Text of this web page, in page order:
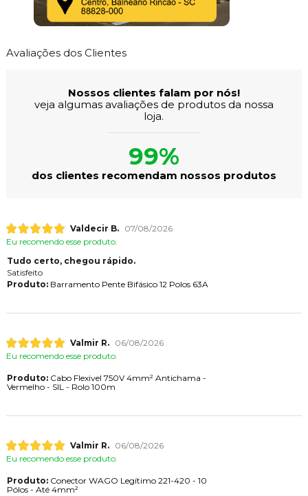
Avaliações dos Clientes
Nossos clientes falam por nós!
veja algumas avaliações de produtos da nossa
loja.
99%
dos clientes recomendam nossos produtos
Valdecir B.
07/08/2026
Eu recomendo esse produto.
Tudo certo, chegou rápido.
Satisfeito
Produto:Barramento Pente Bifásico 12 Polos 63A
Valmir R.
06/08/2026
Eu recomendo esse produto.
Produto:Cabo Flexivel 750V 4mm² Antichama -
Vermelho - SIL - Rolo 100m
Valmir R.
06/08/2026
Eu recomendo esse produto.
Produto:Conector WAGO Legítimo 221-420 - 10
Pólos - Até 4mm²